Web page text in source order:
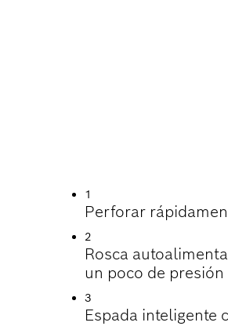
1
Perforar
2
Rosca
un poco de presión
3
Espada inteligente